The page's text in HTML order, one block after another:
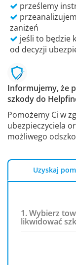
prześlemy
zaniżeń
jeśli to będzie
od decyzji
Informujemy, że
szkody do
Pomożemy Ci w
ubezpieczyciela
możliwego
Uzyskaj
1. Wybierz
likwidować